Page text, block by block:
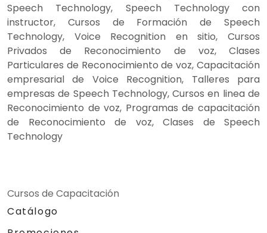
Speech Technology, Speech Technology con
instructor, Cursos de Formación de Speech
Technology, Voice Recognition en sitio, Cursos
Privados de Reconocimiento de voz, Clases
Particulares de Reconocimiento de voz, Capacitación
empresarial de Voice Recognition, Talleres para
empresas de Speech Technology, Cursos en linea de
Reconocimiento de voz, Programas de capacitación
de Reconocimiento de voz, Clases de Speech
Technology
Cursos de Capacitación
Catálogo